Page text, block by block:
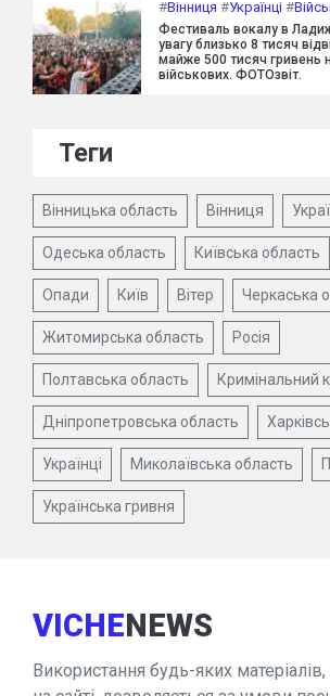
#Вінниця #Українці #
Фестиваль вокалу в
увагу близько 8 тисяч
майже 500 тисяч гривень
військових. ФОТОзвіт.
Теги
Вінницька область Вінниця
Одеська область Київська область
Опади Київ Вітер Черкаська
Житомирська область Росія
Полтавська область Кримінальний
Дніпропетровська область
Українці Миколаївська область
Українська гривня
VICHENEWS
Використання будь-яких